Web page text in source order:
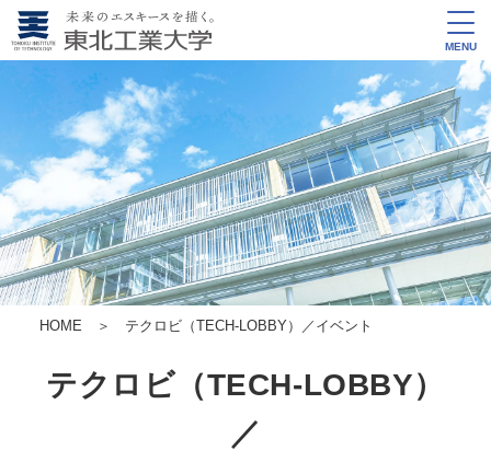
MENU
HOME ＞ テクロビ（TECH-LOBBY）／イベント
テクロビ（TECH-LOBBY）
／